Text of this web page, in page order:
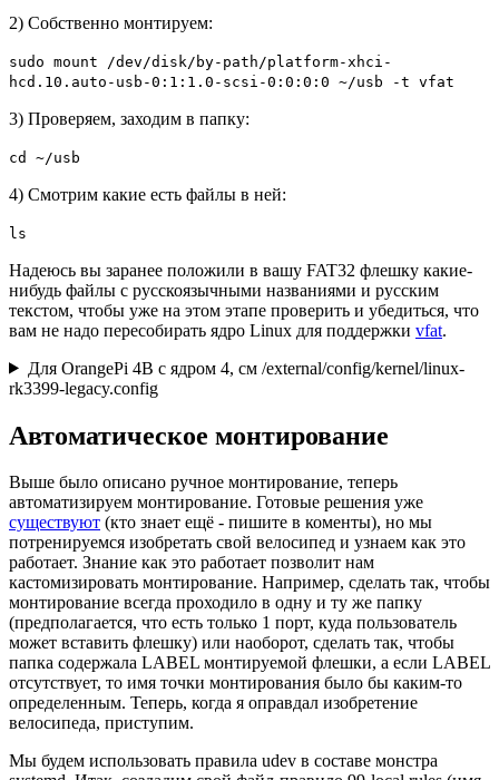
2) Собственно монтируем:
sudo mount /dev/disk/by-path/platform-xhci-
hcd.10.auto-usb-0:1:1.0-scsi-0:0:0:0 ~/usb -t vfat
3) Проверяем, заходим в папку:
cd ~/usb
4) Смотрим какие есть файлы в ней:
ls
Надеюсь вы заранее положили в вашу FAT32 флешку какие-
нибудь файлы с русскоязычными названиями и русским
текстом, чтобы уже на этом этапе проверить и убедиться, что
вам не надо пересобирать ядро Linux для поддержки vfat.
Для OrangePi 4B с ядром 4, см /external/config/kernel/linux-
rk3399-legacy.config
Автоматическое монтирование
Выше было описано ручное монтирование, теперь
автоматизируем монтирование. Готовые решения уже
существуют (кто знает ещё - пишите в коменты), но мы
потренируемся изобретать свой велосипед и узнаем как это
работает. Знание как это работает позволит нам
кастомизировать монтирование. Например, сделать так, чтобы
монтирование всегда проходило в одну и ту же папку
(предполагается, что есть только 1 порт, куда пользователь
может вставить флешку) или наоборот, сделать так, чтобы
папка содержала LABEL монтируемой флешки, а если LABEL
отсутствует, то имя точки монтирования было бы каким-то
определенным. Теперь, когда я оправдал изобретение
велосипеда, приступим.
Мы будем использовать правила udev в составе монстра